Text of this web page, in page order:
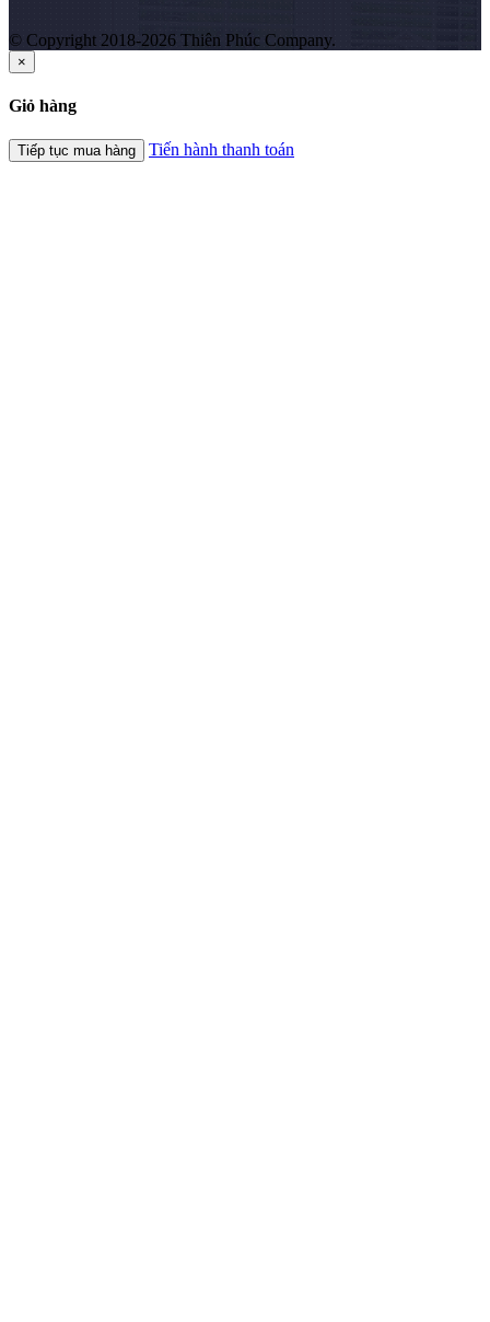
© Copyright 2018-2026 Thiên Phúc Company.
×
Giỏ hàng
Tiếp tục mua hàng Tiến hành thanh toán